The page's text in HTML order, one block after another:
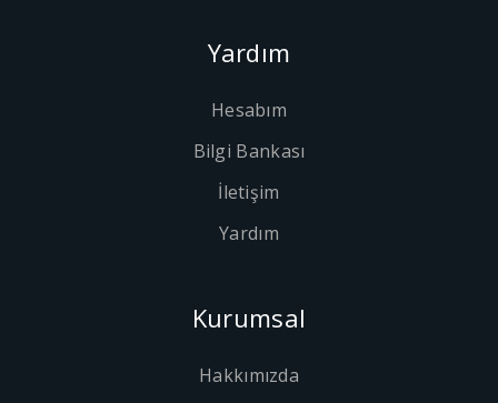
Yardım
Hesabım
Bilgi Bankası
İletişim
Yardım
Kurumsal
Hakkımızda